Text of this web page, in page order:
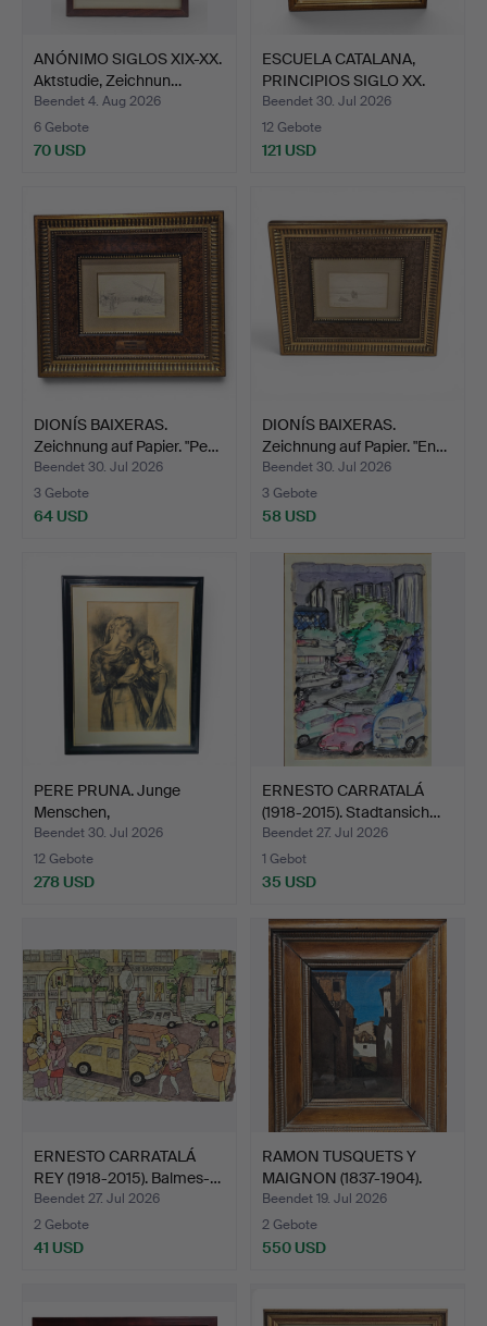
ANÓNIMO SIGLOS XIX-XX.
Aktstudie, Zeichnun…
Beendet 4. Aug 2026
6 Gebote
70 USD
ESCUELA CATALANA,
PRINCIPIOS SIGLO XX.
Alt…
Beendet 30. Jul 2026
12 Gebote
121 USD
DIONÍS BAIXERAS.
Zeichnung auf Papier. "Pe…
Beendet 30. Jul 2026
3 Gebote
64 USD
DIONÍS BAIXERAS.
Zeichnung auf Papier. "En…
Beendet 30. Jul 2026
3 Gebote
58 USD
PERE PRUNA. Junge
Menschen,
Kohlezeichnung…
Beendet 30. Jul 2026
12 Gebote
278 USD
ERNESTO CARRATALÁ
(1918-2015). Stadtansich…
Beendet 27. Jul 2026
1 Gebot
35 USD
ERNESTO CARRATALÁ
REY (1918-2015). Balmes-…
Beendet 27. Jul 2026
2 Gebote
41 USD
RAMON TUSQUETS Y
MAIGNON (1837-1904).
Stra…
Beendet 19. Jul 2026
2 Gebote
550 USD